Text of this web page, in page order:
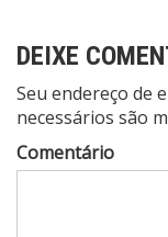
DEIXE
Seu endereço de
necessários são
Comentário